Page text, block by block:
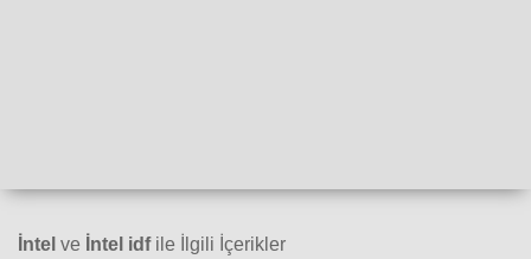
İntel ve İntel idfile İlgili İçerikler